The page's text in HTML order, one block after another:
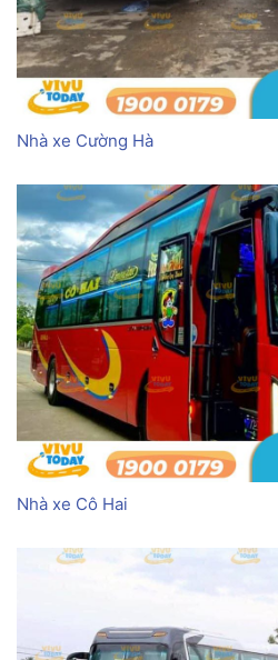
Nhà xe Cường Hà
Nhà xe Cô Hai